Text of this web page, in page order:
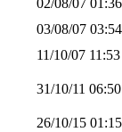
02/08/07
03/08/07
11/10/07
31/10/11
26/10/15